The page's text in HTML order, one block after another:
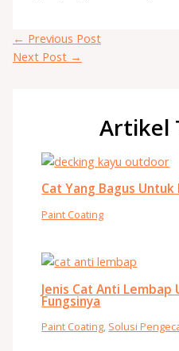
← Previous Post
Next Post →
Artikel
Cat Yang Bagus
Paint Coating
Jenis Cat Anti Lembap
Fungsinya
Paint Coating, Solusi